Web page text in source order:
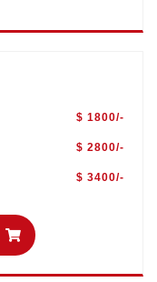
$ 1800/-
$ 2800/-
$ 3400/-